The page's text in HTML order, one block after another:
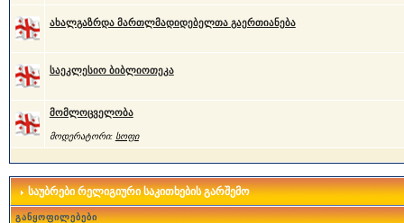
ახალგაზრდა მართლმადიდებელთა გაერთიანება
საეკლესიო ბიბლიოთეკა
მომლოცველობა
მოდერატორი: სოფი
საუბრები რელიგიური საკითხების გარშემო
განყოფილებები